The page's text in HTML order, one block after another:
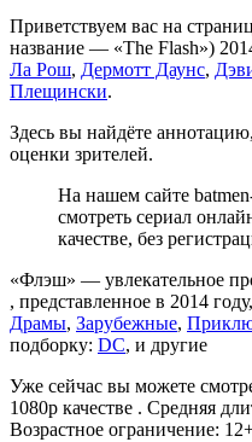
Приветствуем вас на
название — «The Flash»)
Ла Рош, Дермотт Даунс,
Плещински.
Здесь вы найдёте
оценки зрителей.
На нашем сайте
смотреть сериал
качестве, без
«Флэш» — увлекательное
, представленное в 2014
Драмы, Зарубежные,
подборку: DC, и другие
Уже сейчас вы можете
1080p качестве . Средняя
Возрастное ограничение: